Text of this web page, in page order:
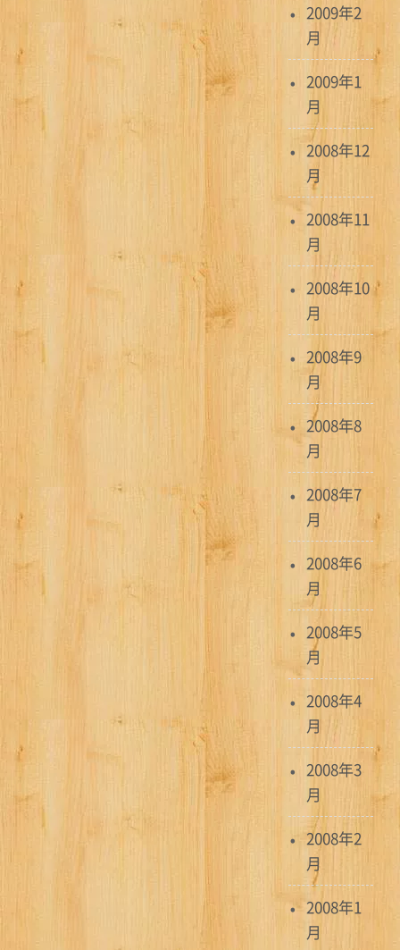
2009年2
月
2009年1
月
2008年12
月
2008年11
月
2008年10
月
2008年9
月
2008年8
月
2008年7
月
2008年6
月
2008年5
月
2008年4
月
2008年3
月
2008年2
月
2008年1
月